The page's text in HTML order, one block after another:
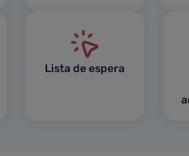
Lista de espera